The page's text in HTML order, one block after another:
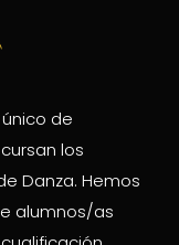
de
los
Danza. Hemos
alumnos/as